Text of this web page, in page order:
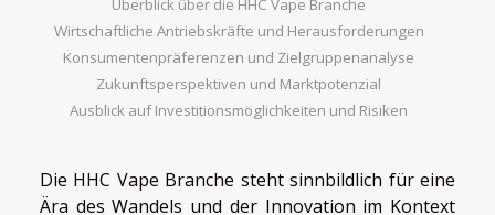
Wirtschaftliche Antriebskräfte und Herausforderungen
Konsumentenpräferenzen und Zielgruppenanalyse
Zukunftsperspektiven und Marktpotenzial
Ausblick auf Investitionsmöglichkeiten und Risiken
Die HHC Vape Branche steht sinnbildlich für eine
Ära des Wandels und der Innovation im Kontext